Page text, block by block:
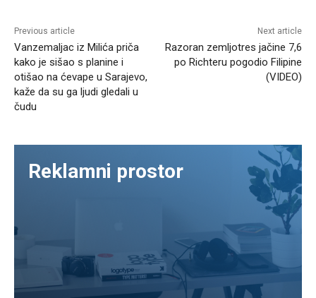
Previous article
Vanzemaljac iz Milića priča
kako je sišao s planine i
otišao na ćevape u Sarajevo,
kaže da su ga ljudi gledali u
čudu
Next article
Razoran zemljotres jačine 7,6
po Richteru pogodio Filipine
(VIDEO)
Reklamni prostor